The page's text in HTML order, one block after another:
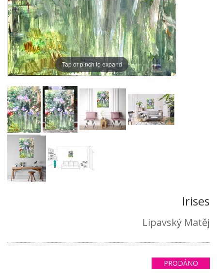
Tap or pinch to expand
Irises
Lipavský Matěj
PRODÁNO